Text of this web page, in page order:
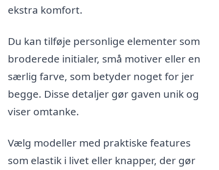
ekstra komfort.
Du kan tilføje personlige elementer som
broderede initialer, små motiver eller en
særlig farve, som betyder noget for jer
begge. Disse detaljer gør gaven unik og
viser omtanke.
Vælg modeller med praktiske features
som elastik i livet eller knapper, der gør